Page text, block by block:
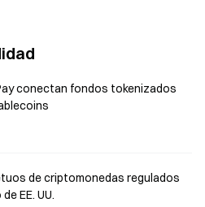
conectan fondos tokenizados
de criptomonedas regulados
EE. UU.